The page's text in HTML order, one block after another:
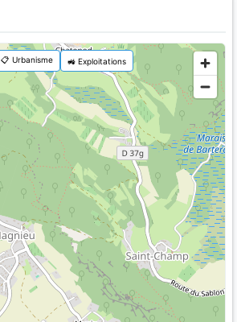
📋 Urbanisme 🚜 Exploitations